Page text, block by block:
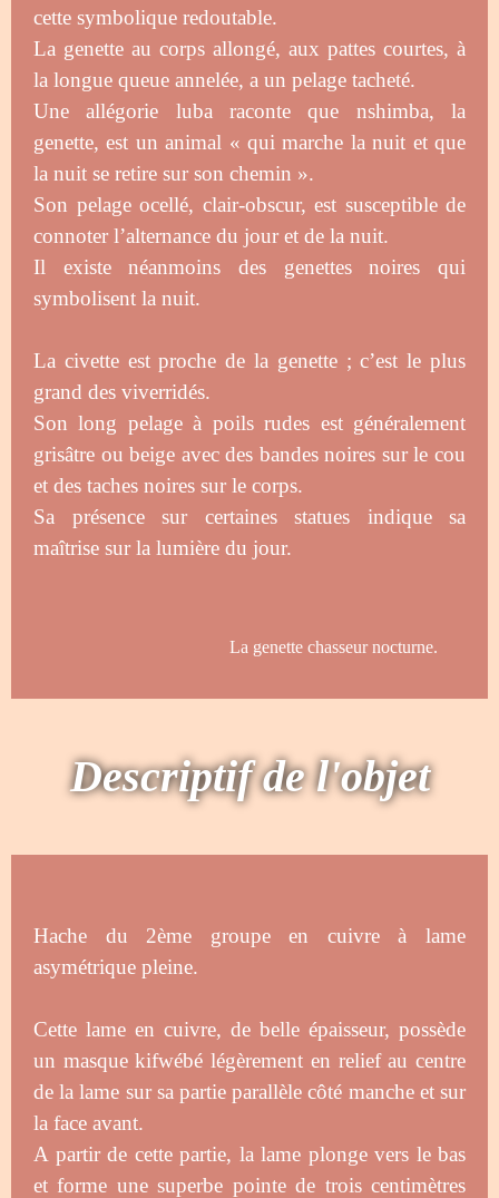
cette symbolique redoutable.
La genette au corps allongé, aux pattes courtes, à
la longue queue annelée, a un pelage tacheté.
Une allégorie luba raconte que nshimba, la
genette, est un animal « qui marche la nuit et que
la nuit se retire sur son chemin ».
Son pelage ocellé, clair-obscur, est susceptible de
connoter l’alternance du jour et de la nuit.
Il existe néanmoins des genettes noires qui
symbolisent la nuit.
La civette est proche de la genette ; c’est le plus
grand des viverridés.
Son long pelage à poils rudes est généralement
grisâtre ou beige avec des bandes noires sur le cou
et des taches noires sur le corps.
Sa présence sur certaines statues indique sa
maîtrise sur la lumière du jour.
La genette chasseur nocturne.
Descriptif de l'objet
Hache du 2ème groupe en cuivre à lame
asymétrique pleine.
Cette lame en cuivre, de belle épaisseur, possède
un masque kifwébé légèrement en relief au centre
de la lame sur sa partie parallèle côté manche et sur
la face avant.
A partir de cette partie, la lame plonge vers le bas
et forme une superbe pointe de trois centimètres